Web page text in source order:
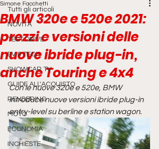
Tutti gli articoli
NOVITÀ
TEST DRIVE
EV & TECH
SHOWCAR TV
GUIDE ALL'ACQUISTO
RENDERING
MOTO
ECONOMIA
INCHIESTE
BMW 320e e 520e 2021:
prezzi e versioni delle
nuove ibride plug-in,
anche Touring e 4x4
Simone Facchetti
Con le nuove 320e e 520e, BMW
introduce nuove versioni ibride plug-in
entry-level su berline e station wagon.